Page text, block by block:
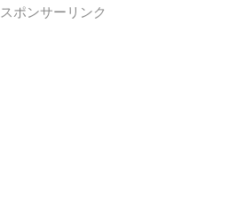
スポンサーリンク